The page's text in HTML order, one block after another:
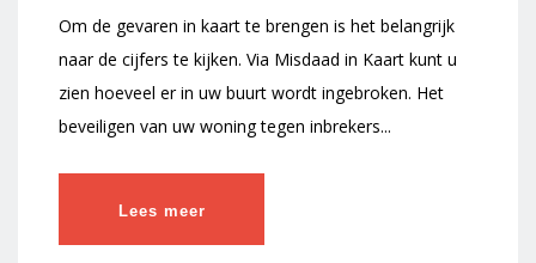
Om de gevaren in kaart te brengen is het belangrijk
naar de cijfers te kijken. Via Misdaad in Kaart kunt u
zien hoeveel er in uw buurt wordt ingebroken. Het
beveiligen van uw woning tegen inbrekers...
Lees meer